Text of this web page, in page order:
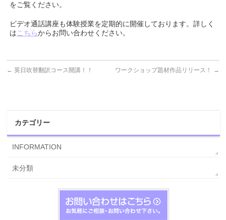
をご覧ください。
ビデオ通話講座も体験授業を定期的に開催しております。詳しく
は こちらからお問い合わせください。
← 英日吹替翻訳コース開講！！ ワークショップ題材作品リリース！ →
カテゴリー
INFORMATION
未分類